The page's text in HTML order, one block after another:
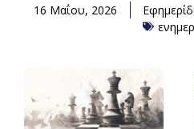
16 Μαΐου, 2026